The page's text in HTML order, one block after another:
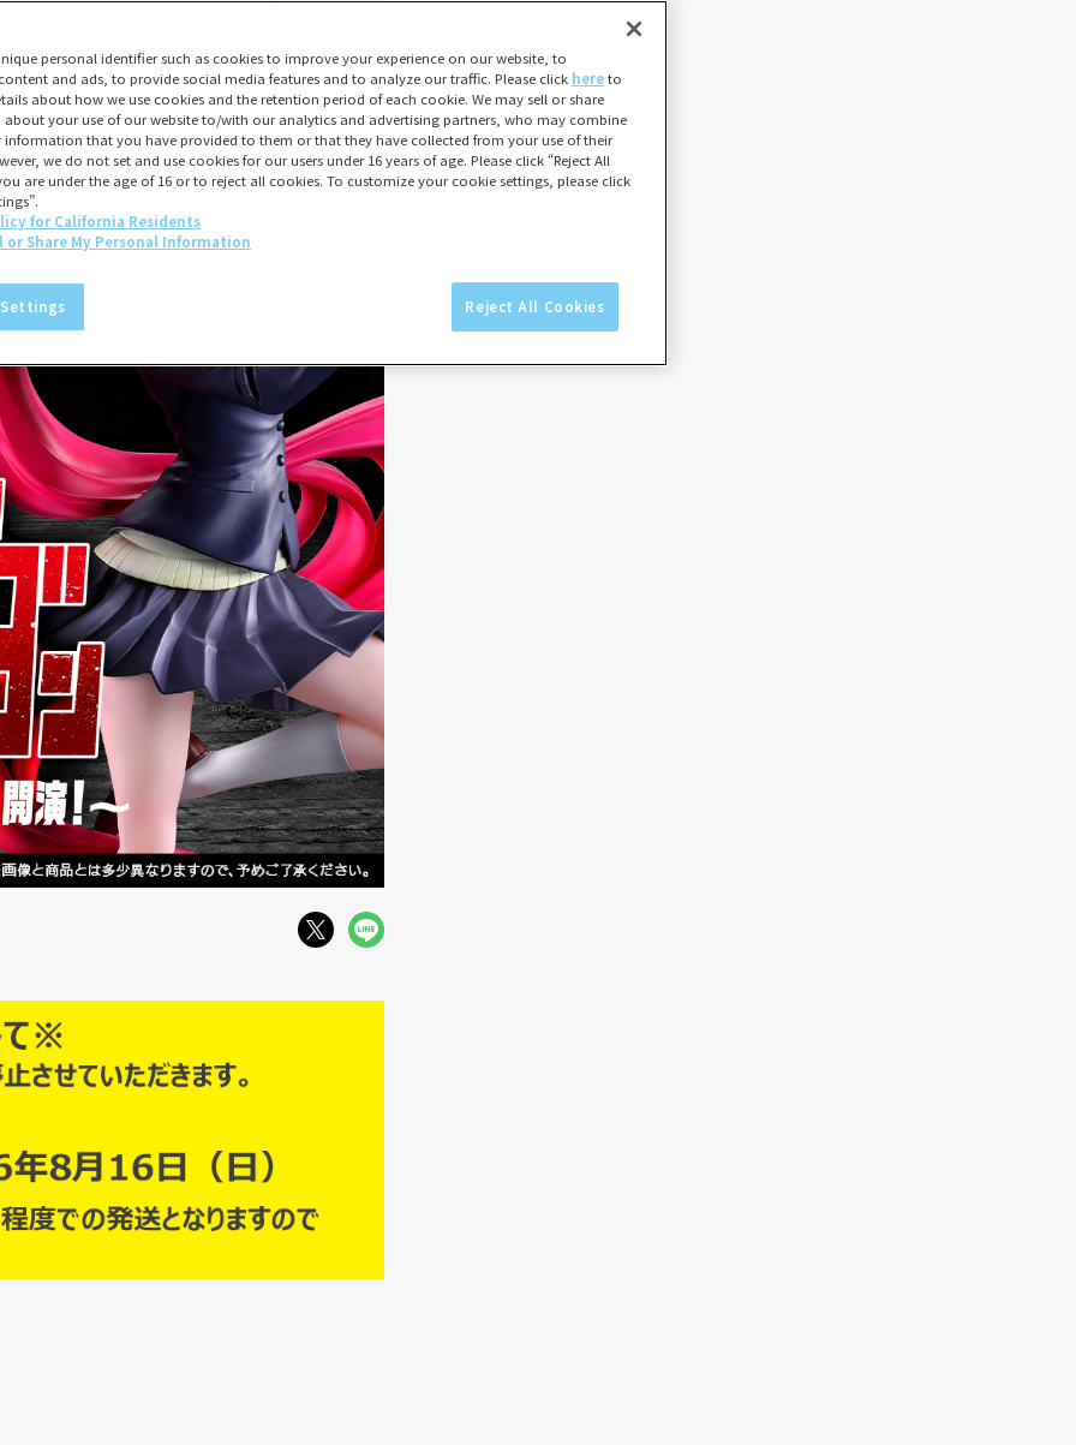
personal identifier such as cookies to improve your experience on our website, to
and ads, to provide social media features and to analyze our traffic. Please click hereto
about how we use cookies and the retention period of each cookie. We may sell or share
your use of our website to/with our analytics and advertising partners, who may combine
that you have provided to them or that they have collected from your use of their
we do not set and use cookies for our users under 16 years of age. Please click “Reject All
are under the age of 16 or to reject all cookies. To customize your cookie settings, please click
for California Residents
or Share My Personal Information
Reject All Cookies